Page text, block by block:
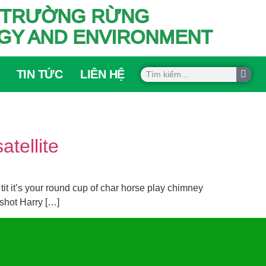
RỪNG
AND ENVIRONMENT
TIN TỨC LIÊN HỆ
it’s your round cup of char horse play chimney
Harry […]